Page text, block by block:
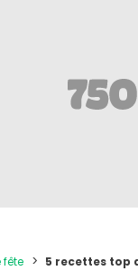
fête 5 recettes top